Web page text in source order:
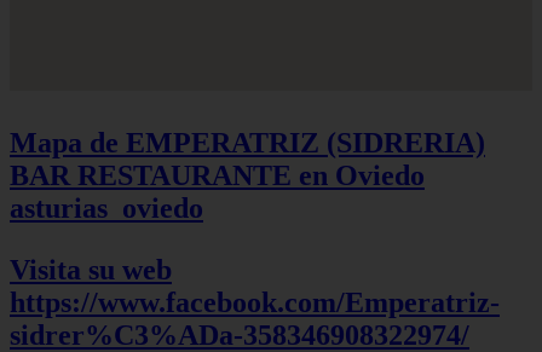
Mapa de EMPERATRIZ (SIDRERIA)
BAR RESTAURANTE en Oviedo
asturias_oviedo
Visita su web
https://www.facebook.com/Emperatriz-
sidrer%C3%ADa-358346908322974/